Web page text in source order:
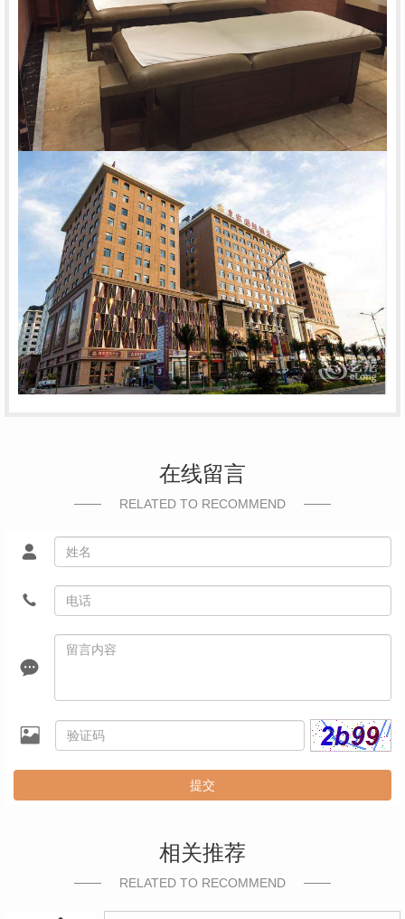
在线留言
RELATED TO RECOMMEND
提交
相关推荐
RELATED TO RECOMMEND